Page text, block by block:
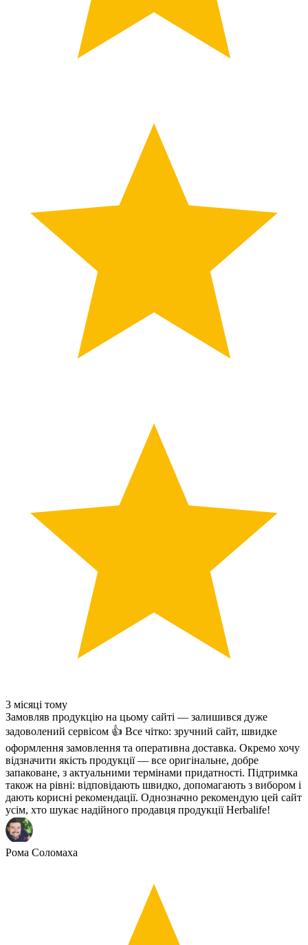
3 місяці тому
Замовляв продукцію на цьому сайті — залишився дуже
задоволений сервісом 👍 Все чітко: зручний сайт, швидке
оформлення замовлення та оперативна доставка. Окремо хочу
відзначити якість продукції — все оригінальне, добре
запаковане, з актуальними термінами придатності. Підтримка
також на рівні: відповідають швидко, допомагають з вибором і
дають корисні рекомендації. Однозначно рекомендую цей сайт
усім, хто шукає надійного продавця продукції Herbalife!
Рома Соломаха